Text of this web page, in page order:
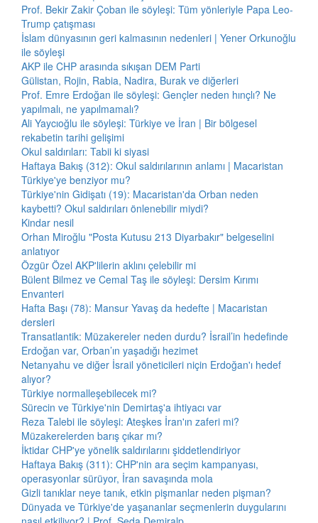
Prof. Bekir Zakir Çoban ile söyleşi: Tüm yönleriyle Papa Leo-
Trump çatışması
İslam dünyasının geri kalmasının nedenleri | Yener Orkunoğlu
ile söyleşi
AKP ile CHP arasında sıkışan DEM Parti
Gülistan, Rojin, Rabia, Nadira, Burak ve diğerleri
Prof. Emre Erdoğan ile söyleşi: Gençler neden hınçlı? Ne
yapılmalı, ne yapılmamalı?
Ali Yaycıoğlu ile söyleşi: Türkiye ve İran | Bir bölgesel
rekabetin tarihi gelişimi
Okul saldırıları: Tabii ki siyasi
Haftaya Bakış (312): Okul saldırılarının anlamı | Macaristan
Türkiye'ye benziyor mu?
Türkiye'nin Gidişatı (19): Macaristan'da Orban neden
kaybetti? Okul saldırıları önlenebilir miydi?
Kindar nesil
Orhan Miroğlu "Posta Kutusu 213 Diyarbakır" belgeselini
anlatıyor
Özgür Özel AKP'lilerin aklını çelebilir mi
Bülent Bilmez ve Cemal Taş ile söyleşi: Dersim Kırımı
Envanteri
Hafta Başı (78): Mansur Yavaş da hedefte | Macaristan
dersleri
Transatlantik: Müzakereler neden durdu? İsrail’in hedefinde
Erdoğan var, Orban’ın yaşadığı hezimet
Netanyahu ve diğer İsrail yöneticileri niçin Erdoğan'ı hedef
alıyor?
Türkiye normalleşebilecek mi?
Sürecin ve Türkiye'nin Demirtaş'a ihtiyacı var
Reza Talebi ile söyleşi: Ateşkes İran'ın zaferi mi?
Müzakerelerden barış çıkar mı?
İktidar CHP'ye yönelik saldırılarını şiddetlendiriyor
Haftaya Bakış (311): CHP'nin ara seçim kampanyası,
operasyonlar sürüyor, İran savaşında mola
Gizli tanıklar neye tanık, etkin pişmanlar neden pişman?
Dünyada ve Türkiye'de yaşananlar seçmenlerin duygularını